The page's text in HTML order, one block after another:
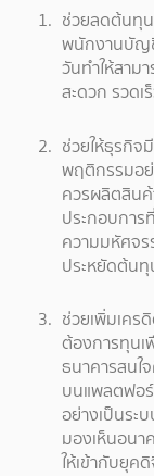
ช่วยลดต้นทุ
พนักงานบัญชี
วันทำให้สาม
สะดวก รวด
ช่วยให้ธุรกิจ
พฤติกรรมอย่
ควรผลิตสิน
ประกอบการ
ความมหัศจร
ประหยัดต้นทุ
ช่วยเพิ่มเคร
ต้องการทุนเ
ธนาคารสนใ
บนแพลตฟอร์
อย่างเป็นระ
มองเห็นอนา
ให้เข้ากับยุค